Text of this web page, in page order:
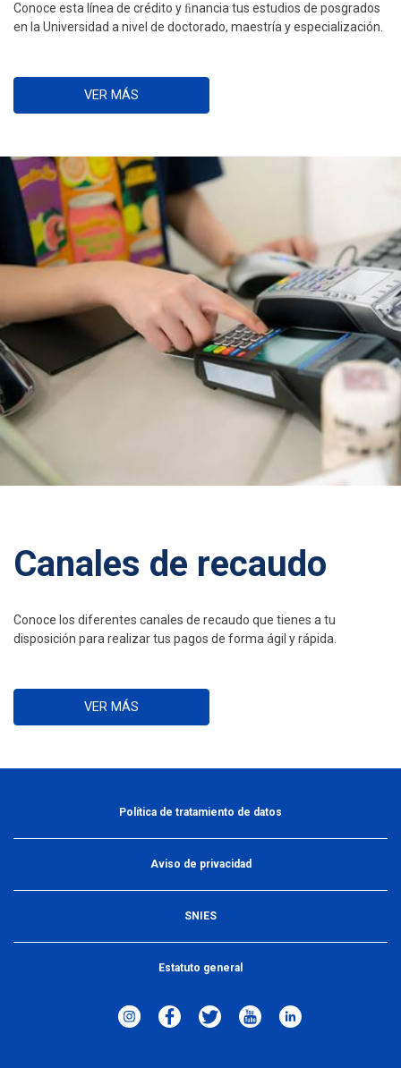
Conoce esta línea de crédito y ﬁnancia tus estudios de posgrados
en la Universidad a nivel de doctorado, maestría y especialización.
VER MÁS
Canales de recaudo
Conoce los diferentes canales de recaudo que tienes a tu
disposición para realizar tus pagos de forma ágil y rápida.
VER MÁS
Política de tratamiento de datos
Aviso de privacidad
SNIES
Estatuto general